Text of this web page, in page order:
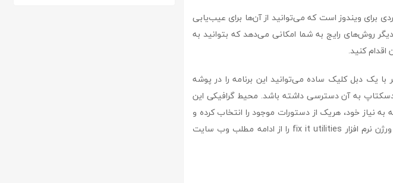
برای ویندوز است که می‌توانید از آن‌ها برای عیب‌یابی
روش‌های رایج به شما امکانی می‌دهد که بتوانید به
کنید.
یک دبل کلیک ساده می‌توانید این برنامه را در پوشه
به آن دسترسی داشته باشد. محیط گرافیکی این
به نیاز خود، هریک از دستورات موجود را انتخاب کرده و
فرمان مورد نظر را اجرا نماید. هم اکنون می توانید جدیدترین ورژن نرم افزار fix it utilities را از ادامه مطلب وب سایت